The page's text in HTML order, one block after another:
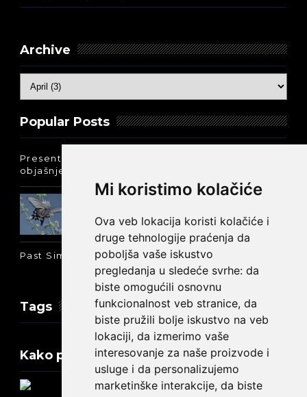
Mi koristimo kolačiće
Ova veb lokacija koristi kolačiće i
druge tehnologije praćenja da
poboljša vaše iskustvo
pregledanja u sledeće svrhe: da
biste omogućili osnovnu
funkcionalnost veb stranice, da
biste pružili bolje iskustvo na veb
lokaciji, da izmerimo vaše
interesovanje za naše proizvode i
usluge i da personalizujemo
marketinške interakcije, da biste
Archive
Popular Posts
Present Perfect Simple - najjednostavnije
objašnjenje :-)
Past Simple i Past Continuous - razlika
Tags
Kako promeniti tekst na engleskom?